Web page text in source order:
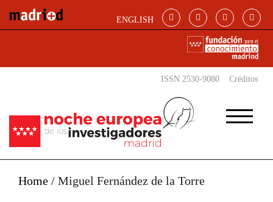
ENGLISH
ISSN 2530-9080 Créditos
Home / Miguel Fernández de la Torre